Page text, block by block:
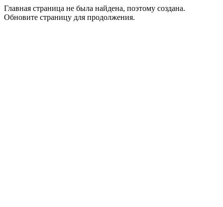
Главная страница не была найдена, поэтому создана.
Обновите страницу для продолжения.